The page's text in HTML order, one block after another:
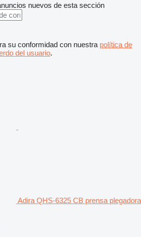
nuevos de esta sección
su conformidad con nuestra política de
del usuario.
Adira QHS-6325 CB prensa plegadora